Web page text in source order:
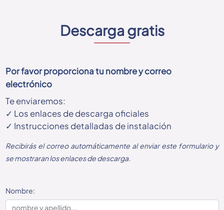
Descarga gratis
Por favor proporciona tu nombre y correo
electrónico
Te enviaremos:
✓ Los enlaces de descarga oficiales
✓ Instrucciones detalladas de instalación
Recibirás el correo automáticamente al enviar este formulario y
se mostraran los enlaces de descarga.
Nombre: